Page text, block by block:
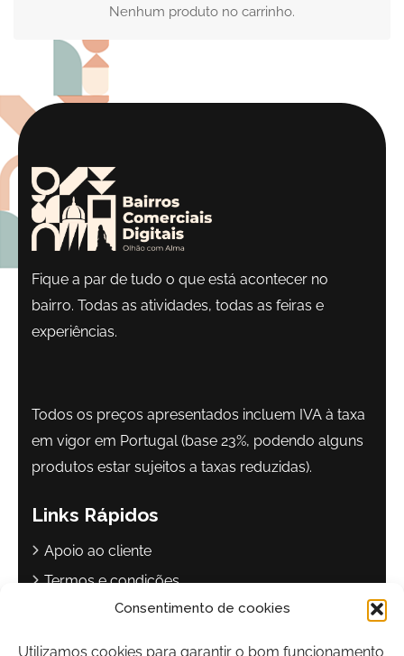
Consentimento de cookies
Utilizamos cookies para garantir o bom funcionamento
Nenhum produto no carrinho.
Fique a par de tudo o que está acontecer no
bairro. Todas as atividades, todas as feiras e
experiências.
Todos os preços apresentados incluem IVA à taxa
em vigor em Portugal (base 23%, podendo alguns
produtos estar sujeitos a taxas reduzidas).
Links Rápidos
Apoio ao cliente
Termos e condições
Política de privacidade